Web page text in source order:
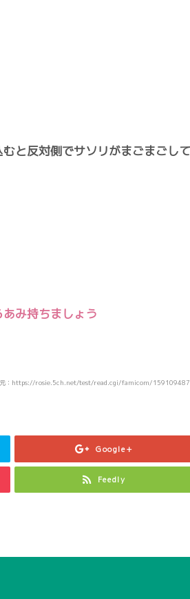
と反対側でサソリがまごまごし
み持ちましょう
元：https://rosie.5ch.net/test/read.cgi/famicom/
Google+
Feedly